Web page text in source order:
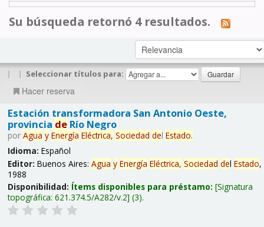
Su búsqueda retornó 4 resultados.
| | Seleccionar títulos para:
Hacer reserva
Estación transformadora San Antonio Oeste,
provincia deRío Negro
por Agua y Energía Eléctrica, Sociedad del Estado.
Idioma: Español
Editor: Buenos Aires: Agua y Energía Eléctrica, Sociedad del Estado,
1988
Disponibilidad: Ítems disponibles para préstamo: Signatura
topográfica: 621.374.5/A282/v.2 (3).